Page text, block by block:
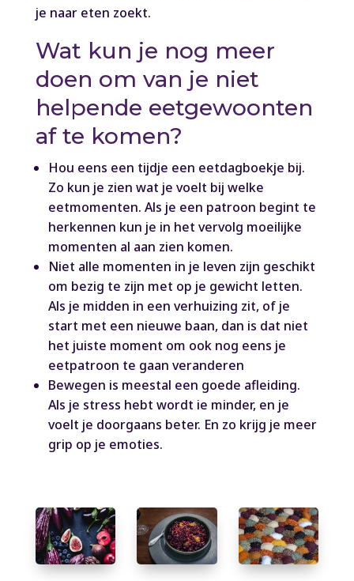
je naar eten zoekt.
Wat kun je nog meer
doen om van je niet
helpende eetgewoonten
af te komen?
Hou eens een tijdje een eetdagboekje bij.
Zo kun je zien wat je voelt bij welke
eetmomenten. Als je een patroon begint te
herkennen kun je in het vervolg moeilijke
momenten al aan zien komen.
Niet alle momenten in je leven zijn geschikt
om bezig te zijn met op je gewicht letten.
Als je midden in een verhuizing zit, of je
start met een nieuwe baan, dan is dat niet
het juiste moment om ook nog eens je
eetpatroon te gaan veranderen
Bewegen is meestal een goede afleiding.
Als je stress hebt wordt ie minder, en je
voelt je doorgaans beter. En zo krijg je meer
grip op je emoties.